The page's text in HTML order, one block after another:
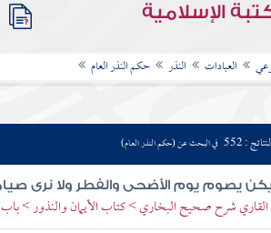
الإسلامية
العبادات النذر حكم النذر العام
: 552 في البحث عن (حكم النذر العام)
يصوم يوم الأضحى والفطر ولا نرى
شرح صحيح البخاري > كتاب الأيمان والنذور > باب